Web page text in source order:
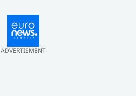
ADVERTISMENT